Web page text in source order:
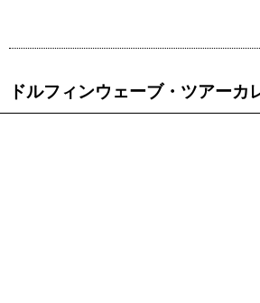
ドルフィンウェーブ・ツアーカ